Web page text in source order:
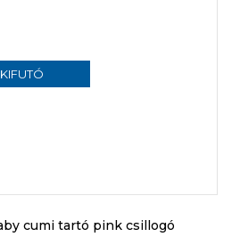
KIFUTÓ
cumi tartó pink csillogó